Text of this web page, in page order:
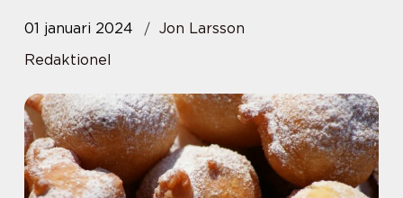
01 januari 2024
Jon Larsson
Redaktionel